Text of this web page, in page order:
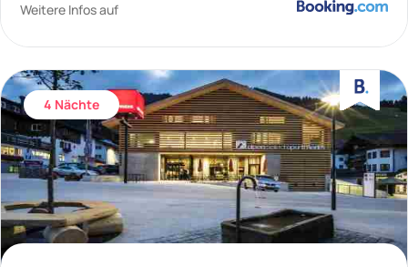
Weitere Infos auf
4 Nächte